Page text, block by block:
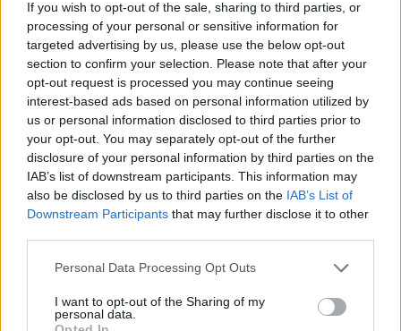
If you wish to opt-out of the sale, sharing to third parties, or
processing of your personal or sensitive information for
targeted advertising by us, please use the below opt-out
section to confirm your selection. Please note that after your
opt-out request is processed you may continue seeing
interest-based ads based on personal information utilized by
us or personal information disclosed to third parties prior to
your opt-out. You may separately opt-out of the further
disclosure of your personal information by third parties on the
IAB’s list of downstream participants. This information may
also be disclosed by us to third parties on the IAB’s List of
Downstream Participants that may further disclose it to other
Personal Data Processing Opt Outs
I want to opt-out of the Sharing of my
personal data.
sveikata ir skirsime stacionarinę psichologinę
psichiatrinę ekspertizę“, – sakė
A.Valiukevičius.
Nužudytųjų ir sužalotos pensininkės kaimynai
policijos pareigūnams papasakojo, kad trijulė
– motina, sūnus ir šio sugyventinė bute
gyvena jau seniai.
Nors visi trys mėgo išgerti, tai rūpesčių
kaimynams nekėlė. Situaciją pasikeitė, kai
buto šeimininkai kambarį išnuomojo